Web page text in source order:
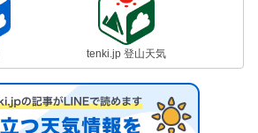
tenki.jp 登山天気